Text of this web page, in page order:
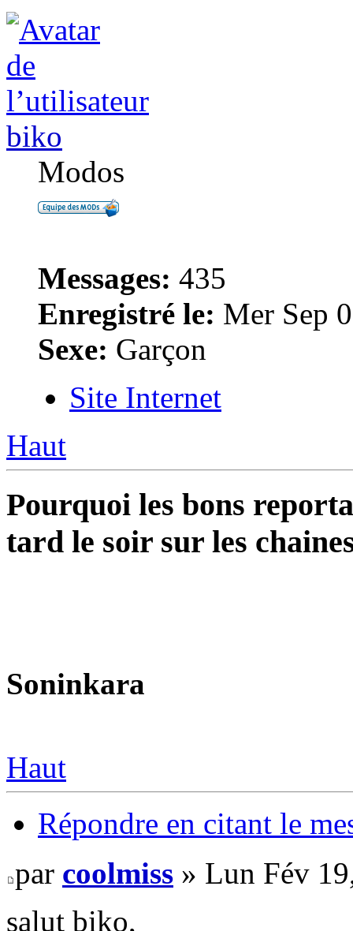
biko
Modos
Messages: 435
Enregistré le: Mer Sep
Sexe: Garçon
Site Internet
Haut
Pourquoi les bons
tard le soir sur les
Soninkara
Haut
Répondre en citant le
par coolmiss » Lun Fév
salut biko,